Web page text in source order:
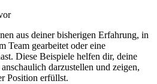
aus deiner bisherigen Erfahrung, in
Team gearbeitet oder eine
Diese Beispiele helfen dir, deine
darzustellen und zeigen,
Position erfüllst.